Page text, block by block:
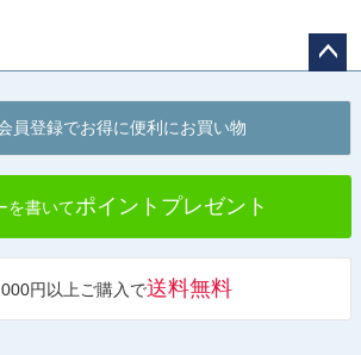
へ
員登録でお得に便利にお買い物
を書いてポイントプレゼント
円以上ご購入で送料無料